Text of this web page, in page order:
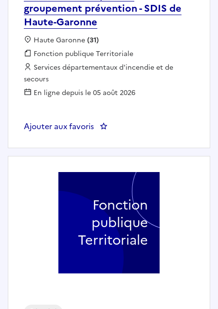
groupement prévention - SDIS de
Haute-Garonne
Localisation :
Haute Garonne(31)
Fonction publique :
Fonction publique Territoriale
Employeur :
Services départementaux d'incendie et de
secours
En ligne depuis le 05 août 2026
Ajouter aux favoris : Un(e) officier expert au
Fonction
publique
Territoriale